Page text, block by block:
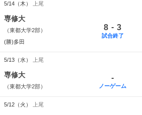
5/14（木） 上尾
専修大
（東都大学2部）
(勝)多田
8 - 3
試合終了
5/13（水） 上尾
専修大
（東都大学2部）
-
ノーゲーム
5/12（火） 上尾